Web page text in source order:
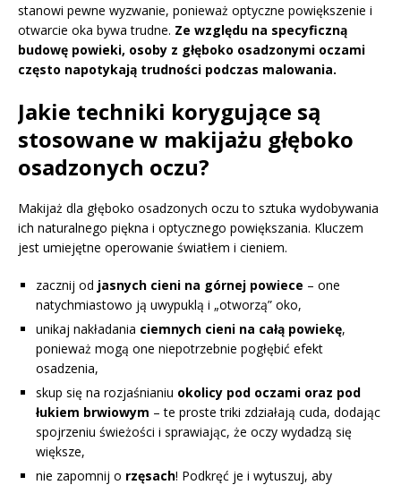
stanowi pewne wyzwanie, ponieważ optyczne powiększenie i
otwarcie oka bywa trudne. Ze względu na specyficzną
budowę powieki, osoby z głęboko osadzonymi oczami
często napotykają trudności podczas malowania.
Jakie techniki korygujące są
stosowane w makijażu głęboko
osadzonych oczu?
Makijaż dla głęboko osadzonych oczu to sztuka wydobywania
ich naturalnego piękna i optycznego powiększania. Kluczem
jest umiejętne operowanie światłem i cieniem.
zacznij od jasnych cieni na górnej powiece – one
natychmiastowo ją uwypuklą i „otworzą” oko,
unikaj nakładania ciemnych cieni na całą powiekę,
ponieważ mogą one niepotrzebnie pogłębić efekt
osadzenia,
skup się na rozjaśnianiu okolicy pod oczami oraz pod
łukiem brwiowym – te proste triki zdziałają cuda, dodając
spojrzeniu świeżości i sprawiając, że oczy wydadzą się
większe,
nie zapomnij o rzęsach! Podkręć je i wytuszuj, aby